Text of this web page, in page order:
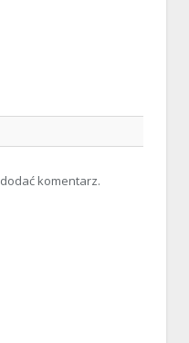
komentarz.